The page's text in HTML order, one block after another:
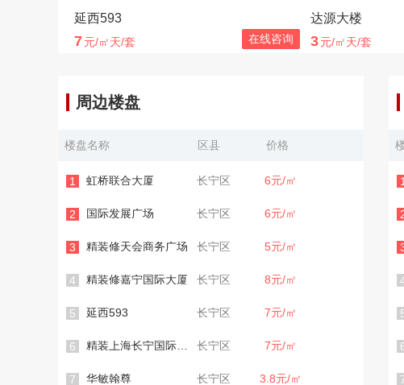
延西593
7元/㎡天/套 在线咨询
达源大楼
3元/㎡天/套
周边楼盘
楼盘名称 区县 价格
1 虹桥联合大厦 长宁区 6元/㎡
2 国际发展广场 长宁区 6元/㎡
3 精装修天会商务广场 长宁区 5元/㎡
4 精装修嘉宁国际大厦 长宁区 8元/㎡
5 延西593 长宁区 7元/㎡
6 长宁区 7元/㎡
7 华敏翰尊 长宁区 3.8元/㎡
1